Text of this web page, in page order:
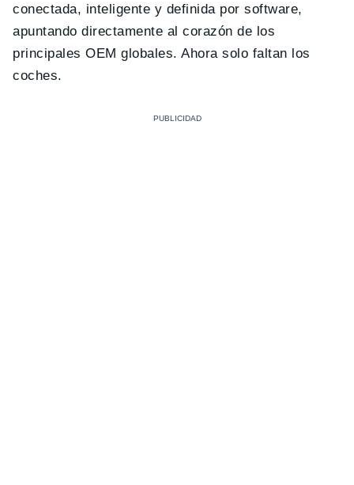
conectada, inteligente y definida por software,
apuntando directamente al corazón de los
principales OEM globales. Ahora solo faltan los
coches.